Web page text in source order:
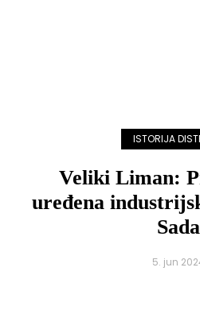
ISTORIJA
Veliki Liman:
uređena
Sada
5. jun